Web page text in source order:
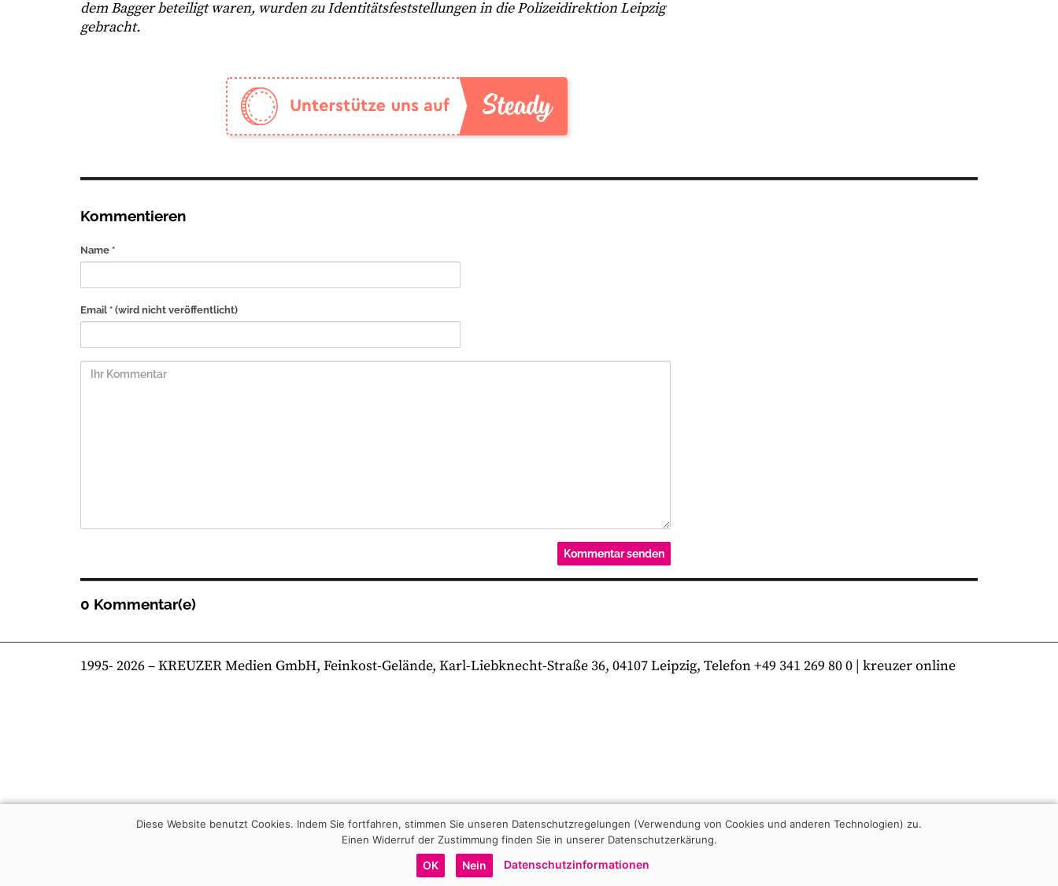
dem Bagger beteiligt waren, wurden zu Identitätsfeststellungen in die Polizeidirektion Leipzig
gebracht.
Kommentieren
Name *
Email * (wird nicht veröffentlicht)
0 Kommentar(e)
1995- 2026– KREUZER Medien GmbH, Feinkost-Gelände, Karl-Liebknecht-Straße 36, 04107 Leipzig, Telefon +49 341 269 80 0 | kreuzer online
Diese Website benutzt Cookies. Indem Sie fortfahren, stimmen Sie unseren Datenschutzregelungen (Verwendung von Cookies und anderen Technologien) zu.
Einen Widerruf der Zustimmung finden Sie in unserer Datenschutzerkärung.
OK Nein Datenschutzinformationen